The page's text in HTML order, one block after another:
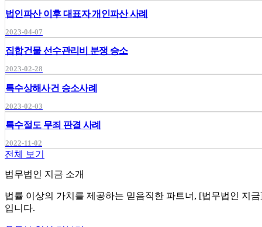
법인파산 이후 대표자 개인파산 사례
2023-04-07
집합건물 선수관리비 분쟁 승소
2023-02-28
특수상해사건 승소사례
2023-02-03
특수절도 무죄 판결 사례
2022-11-02
전체 보기
법무법인 지금 소개
법률 이상의 가치를 제공하는 믿음직한 파트너, [법무법인 지
입니다.